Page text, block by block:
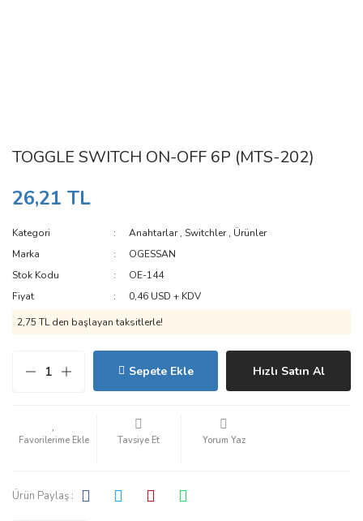
TOGGLE SWITCH ON-OFF 6P (MTS-202)
26,21 TL
Kategori Anahtarlar,Switchler, Ürünler
Marka
OGESSAN
Stok Kodu
OE-144
Fiyat
0,46 USD + KDV
2,75 TL den başlayan taksitlerle!
Sepete Ekle Hızlı Satın Al
Tavsiye Et Yorum Yaz
Ürün Paylaş :